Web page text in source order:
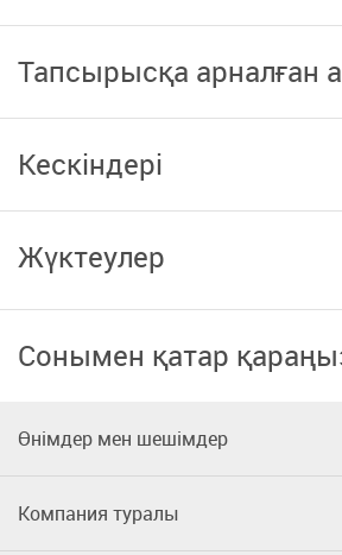
Тапсырысқа арналған
Кескіндері
Жүктеулер
Сонымен қатар
Өнімдер мен шешімдер
Компания туралы